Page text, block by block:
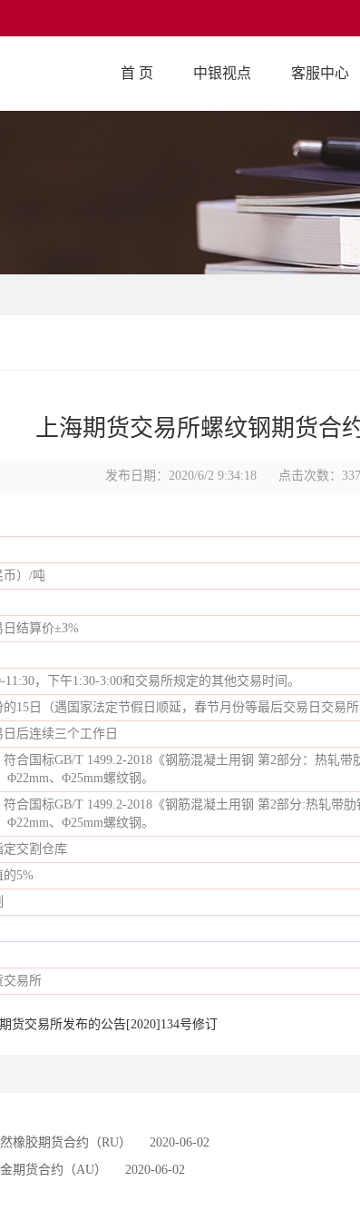
首 页 中银视点 客服中心
上海期货交易所螺纹钢期货合约
发布日期：2020/6/2 9:34:18 点击次数：
币）/吨
日结算价±3%
11:30，下午1:30-3:00和交易所规定的其他交易时间。
的15日（遇国家法定节假日顺延，春节月份等最后交易日交易所
后连续三个工作日
合国标GB/T 1499.2-2018《钢筋混凝土用钢 第2部分：热轧带
Φ22mm、Φ25mm螺纹钢。
合国标GB/T 1499.2-2018《钢筋混凝土用钢 第2部分:热轧带
Φ22mm、Φ25mm螺纹钢。
定交割仓库
的5%
交易所
货交易所发布的公告[2020]134号修订
橡胶期货合约（RU）
2020-06-02
期货合约（AU） 2020-06-02